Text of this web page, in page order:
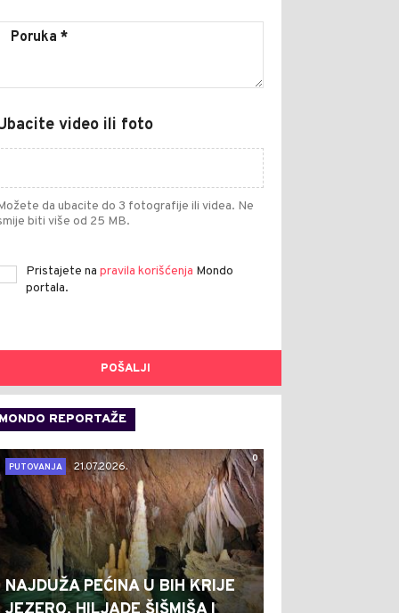
video ili foto
da ubacite do 3 fotografije ili videa. Ne
biti više od 25 MB.
Pristajete na pravila korišćenja Mondo
portala.
POŠALJI
MONDO REPORTAŽE
0
PUTOVANJA
21.07.2026.
NAJDUŽA PEĆINA U BIH KRIJE